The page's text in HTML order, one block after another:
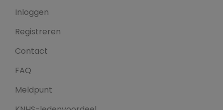
Inloggen
Registreren
Contact
FAQ
Meldpunt